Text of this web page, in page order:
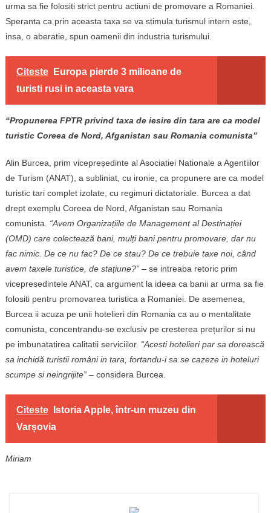
urma sa fie folositi strict pentru actiuni de promovare a Romaniei.
Speranta ca prin aceasta taxa se va stimula turismul intern este,
insa, o aberatie, spun oamenii din industria turismului.
Citeste
Europa pierde 3 milioane de
turisti rusi in aceasta vara
“Propunerea FPTR privind taxa de iesire din tara are ca model
turistic Coreea de Nord, Afganistan sau Romania comunista”
Alin Burcea, prim vicepreședinte al Asociatiei Nationale a Agentiilor
de Turism (ANAT), a subliniat, cu ironie, ca propunere are ca model
turistic tari complet izolate, cu regimuri dictatoriale. Burcea a dat
drept exemplu Coreea de Nord, Afganistan sau Romania
comunista. “Avem Organizațiile de Management al Destinației
(OMD) care colectează bani, mulți bani pentru promovare, dar nu
fac nimic. De ce nu fac? De ce stau? De ce trebuie taxe noi, când
avem taxele turistice, de stațiune?” – se intreaba retoric prim
vicepresedintele ANAT, ca argument la ideea ca banii ar urma sa fie
folositi pentru promovarea turistica a Romaniei. De asemenea,
Burcea ii acuza pe unii hotelieri din Romania ca au o mentalitate
comunista, concentrandu-se exclusiv pe cresterea prețurilor si nu
pe imbunatatirea calitatii serviciilor. “Acesti hotelieri par sa dorească
sa inchidă turistii români in tara, fortandu-i sa se cazeze in hoteluri
scumpe si neingrijite” – considera Burcea.
Citeste
Istoria Apple, într-un muzeu din
Varșovia
Miriam